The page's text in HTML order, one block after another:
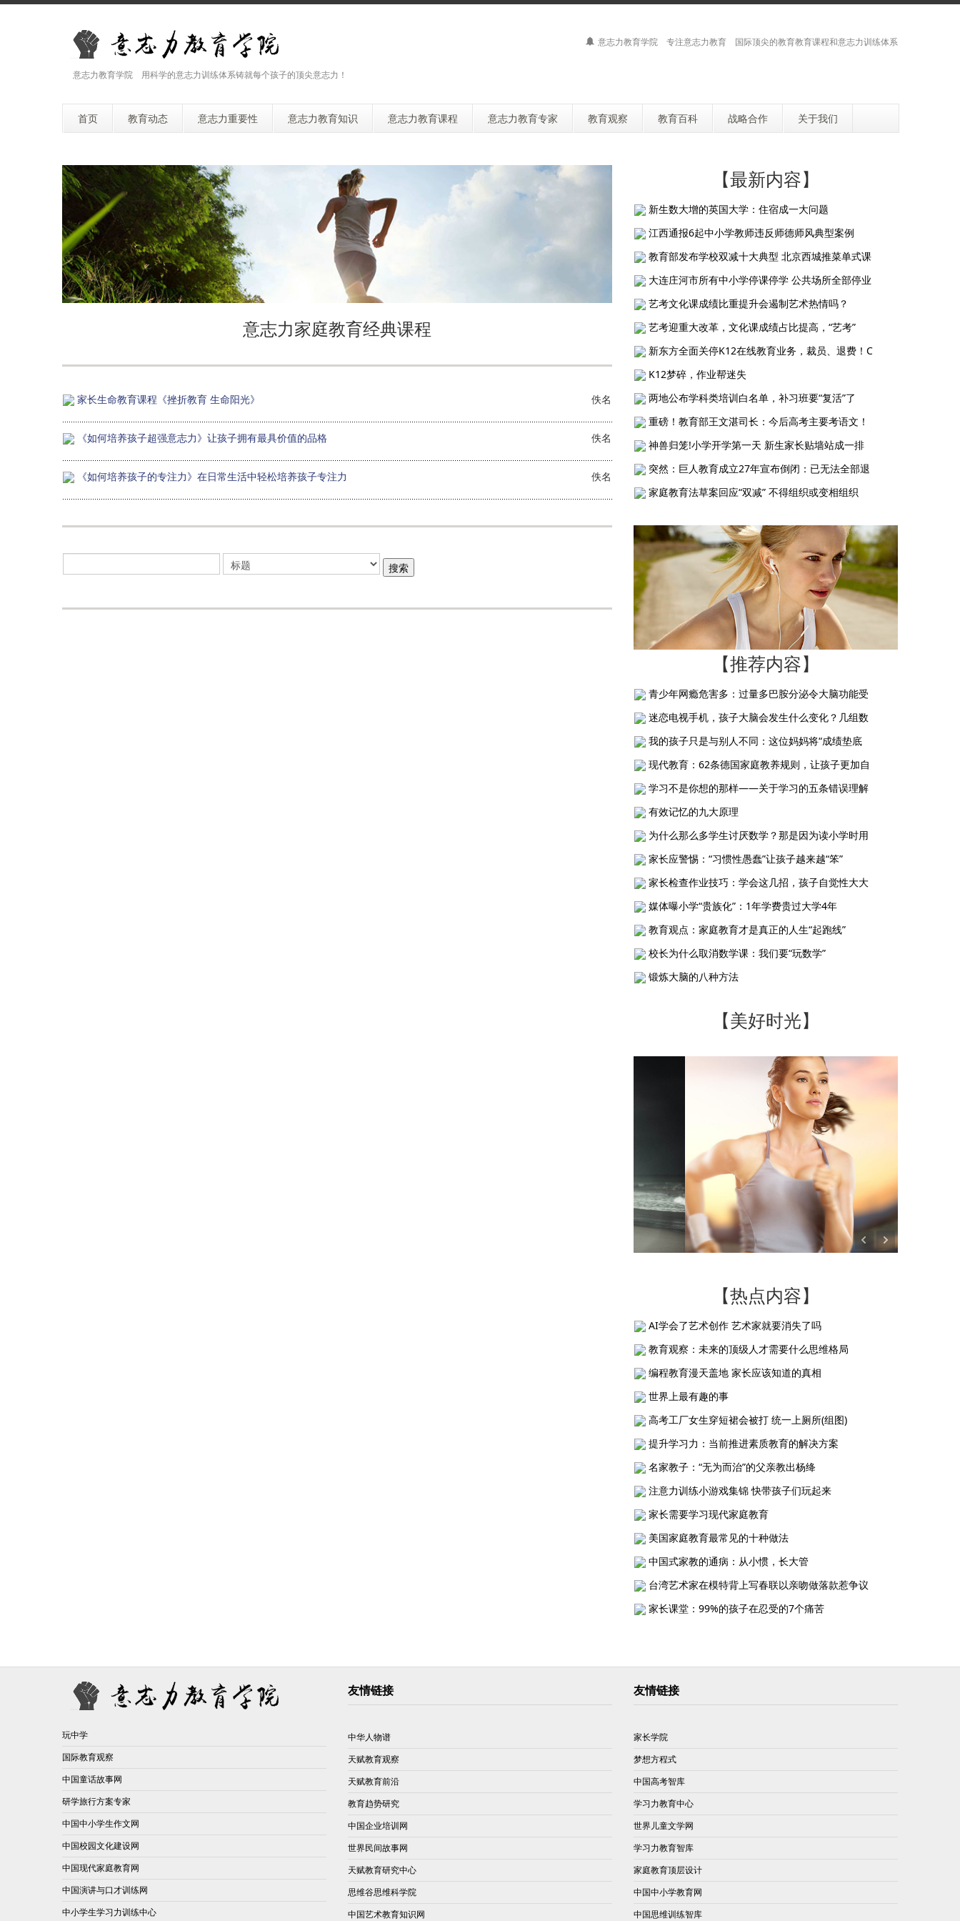
意志力教育学院 用科学的意志力训练体系铸就每个孩子的顶尖意志力！
意志力教育学院 专注意志力教育 国际顶尖的教育教育课程和意志力训练体系
首页 教育动态 意志力重要性 意志力教育知识 意志力教育课程 意志力教育专家 教育观察 教育百科 战略合作 关于我们
意志力家庭教育经典课程
家长生命教育课程《挫折教育 生命阳光》 佚名
《如何培养孩子超强意志力》让孩子拥有最具价值的品格 佚名
《如何培养孩子的专注力》在日常生活中轻松培养孩子专注力 佚名
【最新内容】
新生数大增的英国大学：住宿成一大问题
江西通报6起中小学教师违反师德师风典型案例
教育部发布学校双减十大典型 北京西城推菜单式课
大连庄河市所有中小学停课停学 公共场所全部停业
艺考文化课成绩比重提升会遏制艺术热情吗？
艺考迎重大改革，文化课成绩占比提高，“艺考”
新东方全面关停K12在线教育业务，裁员、退费！C
K12梦碎，作业帮迷失
两地公布学科类培训白名单，补习班要“复活”了
重磅！教育部王文湛司长：今后高考主要考语文！
神兽归笼!小学开学第一天 新生家长贴墙站成一排
突然：巨人教育成立27年宣布倒闭：已无法全部退
家庭教育法草案回应“双减” 不得组织或变相组织
【推荐内容】
青少年网瘾危害多：过量多巴胺分泌令大脑功能受
迷恋电视手机，孩子大脑会发生什么变化？几组数
我的孩子只是与别人不同：这位妈妈将“成绩垫底
现代教育：62条德国家庭教养规则，让孩子更加自
学习不是你想的那样——关于学习的五条错误理解
有效记忆的九大原理
为什么那么多学生讨厌数学？那是因为读小学时用
家长应警惕：“习惯性愚蠢”让孩子越来越“笨”
家长检查作业技巧：学会这几招，孩子自觉性大大
媒体曝小学“贵族化”：1年学费贵过大学4年
教育观点：家庭教育才是真正的人生“起跑线”
校长为什么取消数学课：我们要“玩数学”
锻炼大脑的八种方法
【美好时光】
【热点内容】
AI学会了艺术创作 艺术家就要消失了吗
教育观察：未来的顶级人才需要什么思维格局
编程教育漫天盖地 家长应该知道的真相
世界上最有趣的事
高考工厂女生穿短裙会被打 统一上厕所(组图)
提升学习力：当前推进素质教育的解决方案
名家教子：“无为而治”的父亲教出杨绛
注意力训练小游戏集锦 快带孩子们玩起来
家长需要学习现代家庭教育
美国家庭教育最常见的十种做法
中国式家教的通病：从小惯，长大管
台湾艺术家在模特背上写春联以亲吻做落款惹争议
家长课堂：99%的孩子在忍受的7个痛苦
玩中学
国际教育观察
中国童话故事网
研学旅行方案专家
中国中小学生作文网
中国校园文化建设网
中国现代家庭教育网
中国演讲与口才训练网
中小学生学习力训练中心
友情链接
中华人物谱
天赋教育观察
天赋教育前沿
教育趋势研究
中国企业培训网
世界民间故事网
天赋教育研究中心
思维谷思维科学院
中国艺术教育知识网
友情链接
家长学院
梦想方程式
中国高考智库
学习力教育中心
世界儿童文学网
学习力教育智库
家庭教育顶层设计
中国中小学教育网
中国思维训练智库